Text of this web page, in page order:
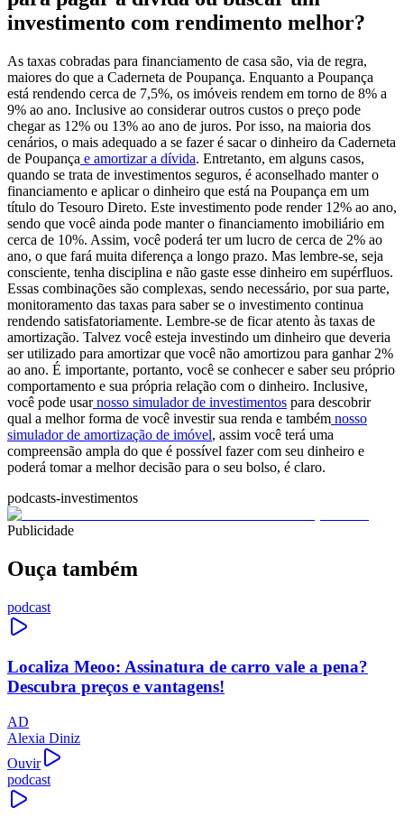
investimento com rendimento melhor?
As taxas cobradas para financiamento de casa são, via de regra,
maiores do que a Caderneta de Poupança. Enquanto a Poupança
está rendendo cerca de 7,5%, os imóveis rendem em torno de 8% a
9% ao ano. Inclusive ao considerar outros custos o preço pode
chegar as 12% ou 13% ao ano de juros. Por isso, na maioria dos
cenários, o mais adequado a se fazer é sacar o dinheiro da Caderneta
de Poupança e amortizar a dívida. Entretanto, em alguns casos,
quando se trata de investimentos seguros, é aconselhado manter o
financiamento e aplicar o dinheiro que está na Poupança em um
título do Tesouro Direto. Este investimento pode render 12% ao ano,
sendo que você ainda pode manter o financiamento imobiliário em
cerca de 10%. Assim, você poderá ter um lucro de cerca de 2% ao
ano, o que fará muita diferença a longo prazo. Mas lembre-se, seja
consciente, tenha disciplina e não gaste esse dinheiro em supérfluos.
Essas combinações são complexas, sendo necessário, por sua parte,
monitoramento das taxas para saber se o investimento continua
rendendo satisfatoriamente. Lembre-se de ficar atento às taxas de
amortização. Talvez você esteja investindo um dinheiro que deveria
ser utilizado para amortizar que você não amortizou para ganhar 2%
ao ano. É importante, portanto, você se conhecer e saber seu próprio
comportamento e sua própria relação com o dinheiro. Inclusive,
você pode usar nosso simulador de investimentos para descobrir
qual a melhor forma de você investir sua renda e também nosso
simulador de amortização de imóvel, assim você terá uma
compreensão ampla do que é possível fazer com seu dinheiro e
poderá tomar a melhor decisão para o seu bolso, é claro.
podcasts-investimentos
Publicidade
Ouça também
podcast
Localiza Meoo: Assinatura de carro vale a pena?
Descubra preços e vantagens!
AD
Alexia Diniz
Ouvir
podcast